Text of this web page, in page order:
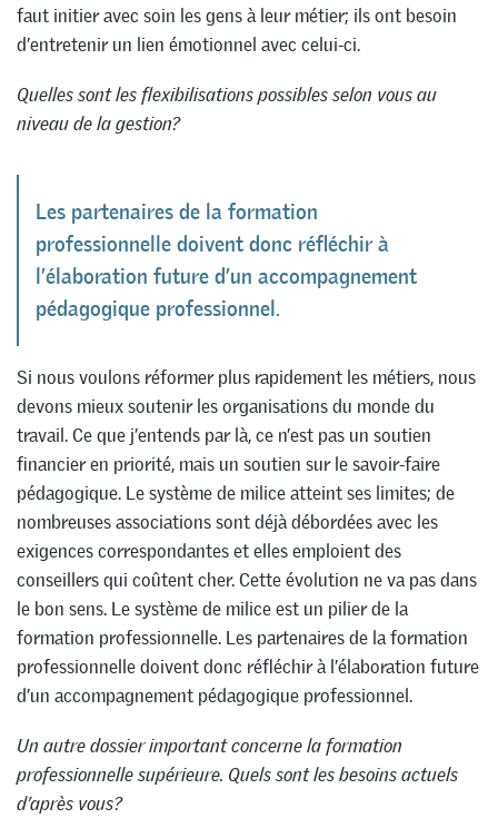
faut initier avec soin les gens à leur métier; ils ont besoin
d’entretenir un lien émotionnel avec celui-ci.
Quelles sont les flexibilisations possibles selon vous au
niveau de la gestion?
Les partenaires de la formation
professionnelle doivent donc réfléchir à
l’élaboration future d’un accompagnement
pédagogique professionnel.
Si nous voulons réformer plus rapidement les métiers, nous
devons mieux soutenir les organisations du monde du
travail. Ce que j’entends par là, ce n’est pas un soutien
financier en priorité, mais un soutien sur le savoir-faire
pédagogique. Le système de milice atteint ses limites; de
nombreuses associations sont déjà débordées avec les
exigences correspondantes et elles emploient des
conseillers qui coûtent cher. Cette évolution ne va pas dans
le bon sens. Le système de milice est un pilier de la
formation professionnelle. Les partenaires de la formation
professionnelle doivent donc réfléchir à l’élaboration future
d’un accompagnement pédagogique professionnel.
Un autre dossier important concerne la formation
professionnelle supérieure. Quels sont les besoins actuels
d’après vous?